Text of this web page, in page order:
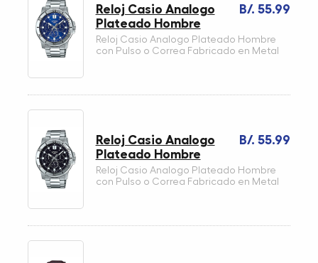
B/. 55.99
Reloj Casio Analogo
Plateado Hombre
Reloj Casio Analogo Plateado Hombre
con Pulso o Correa Fabricado en Metal
B/. 55.99
Reloj Casio Analogo
Plateado Hombre
Reloj Casio Analogo Plateado Hombre
con Pulso o Correa Fabricado en Metal